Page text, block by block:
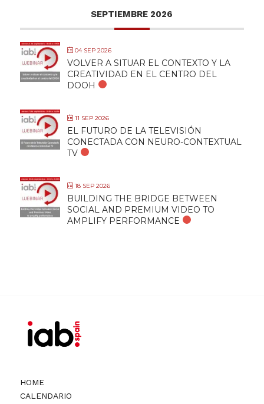
SEPTIEMBRE 2026
04 SEP 2026
VOLVER A SITUAR EL CONTEXTO Y LA
CREATIVIDAD EN EL CENTRO DEL
DOOH
11 SEP 2026
EL FUTURO DE LA TELEVISIÓN
CONECTADA CON NEURO-CONTEXTUAL
TV
18 SEP 2026
BUILDING THE BRIDGE BETWEEN
SOCIAL AND PREMIUM VIDEO TO
AMPLIFY PERFORMANCE
HOME
CALENDARIO